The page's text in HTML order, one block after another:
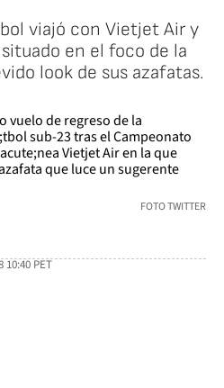
viajó con Vietjet Air y
en el foco de la
look de sus azafatas.
FOTO TWITTER
10:40PET